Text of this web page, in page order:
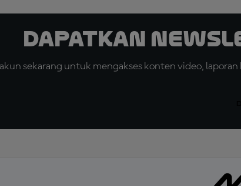
Dapatkan
sekarang untuk mengakses konten video,